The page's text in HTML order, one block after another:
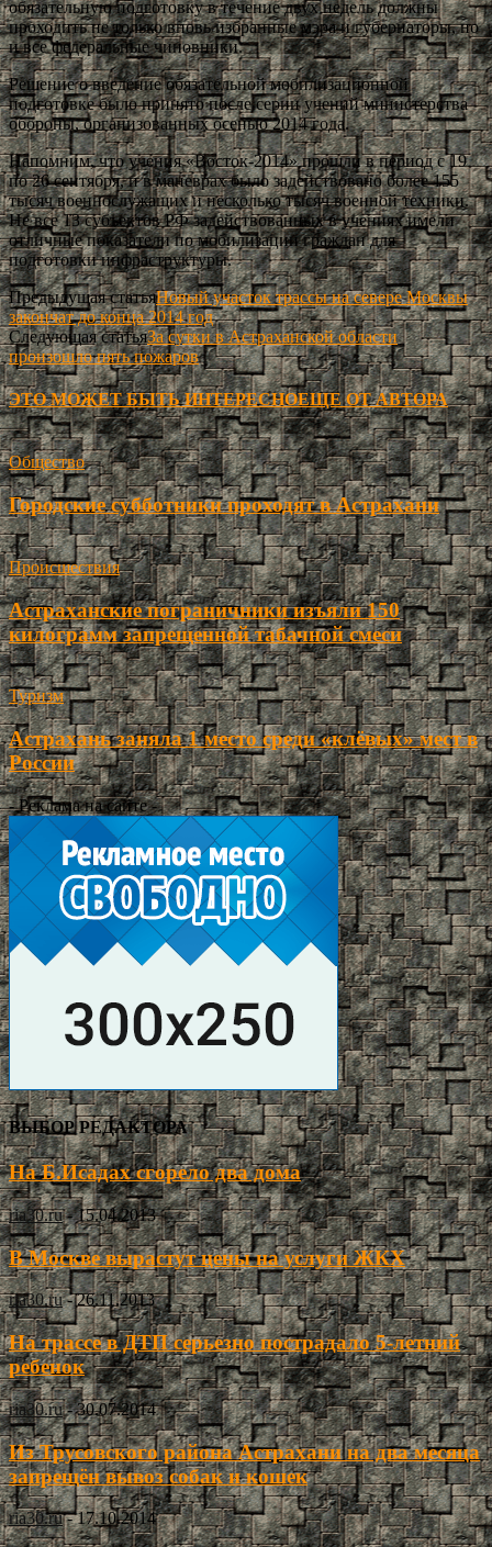
обязательную подготовку в течение двух недель должны
проходить не только вновь избранные мэра и губернаторы, но
и все федеральные чиновники.
Решение о введение обязательной мобилизационной
подготовке было принято после серии учений министерства
обороны, организованных осенью 2014 года.
Напомним, что учения «Восток-2014» прошли в период с 19
по 26 сентября, и в маневрах было задействовано более 155
тысяч военнослужащих и несколько тысяч военной техники.
Не все 13 субъектов РФ задействованных в учениях имели
отличные показатели по мобилизации граждан для
подготовки инфраструктуры.
Предыдущая статьяНовый участок трассы на севере Москвы
закончат до конца 2014 год
Следующая статьяЗа сутки в Астраханской области
произошло пять пожаров
ЭТО МОЖЕТ БЫТЬ ИНТЕРЕСНОЕЩЕ ОТ АВТОРА
Общество
Городские субботники проходят в Астрахани
Происшествия
Астраханские пограничники изъяли 150
килограмм запрещенной табачной смеси
Туризм
Астрахань заняла 1 место среди «клёвых» мест в
России
- Реклама на сайте -
ВЫБОР РЕДАКТОРА
На Б.Исадах сгорело два дома
ria30.ru - 15.04.2013
В Москве вырастут цены на услуги ЖКХ
ria30.ru - 26.11.2013
На трассе в ДТП серьезно пострадало 5-летний
ребенок
ria30.ru - 30.07.2014
Из Трусовского района Астрахани на два месяца
запрещён вывоз собак и кошек
ria30.ru - 17.10.2014